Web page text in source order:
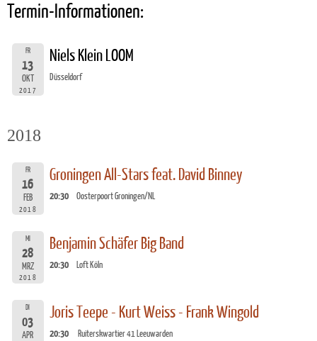
Termin-Informationen:
FR
13
OKT
2017
Niels Klein LOOM
Düsseldorf
2018
FR
16
FEB
2018
Groningen All-Stars feat. David Binney
20:30 Oosterpoort Groningen/NL
MI
28
MRZ
2018
Benjamin Schäfer Big Band
20:30 Loft Köln
DI
03
APR
Joris Teepe - Kurt Weiss - Frank Wingold
20:30 Ruiterskwartier 41 Leeuwarden